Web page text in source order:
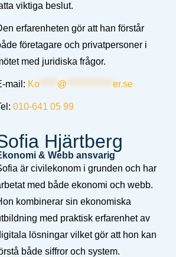
viktiga beslut.
erfarenheten gör att han förstår
företagare och privatpersoner i
med juridiska frågor.
mail: Ko ***** @ *************er.se
010-641 05 99
Hjärtberg
& Webb ansvarig
är civilekonom i grunden och har
med både ekonomi och webb.
kombinerar sin ekonomiska
med praktisk erfarenhet av
lösningar vilket gör att hon kan
både siffror och system.